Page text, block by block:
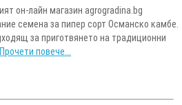
он-лайн магазин agrogradina.bg
семена за пипер сорт Османско камбе.
за приготвянето на традиционни
Прочети повече...